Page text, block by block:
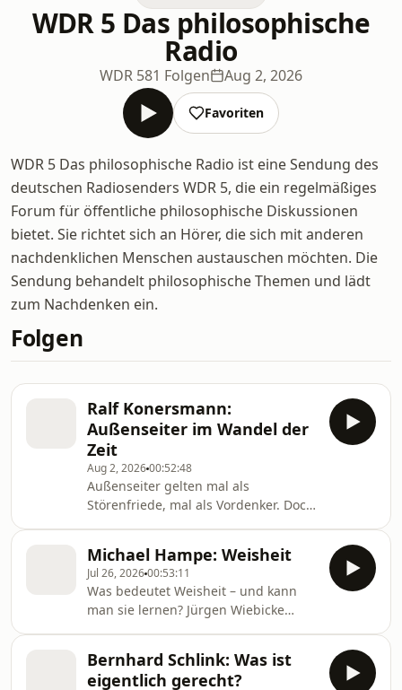
WDR 5 Das philosophische
Radio
WDR 581 Folgen Aug 2, 2026
Favoriten
WDR 5 Das philosophische Radio ist eine Sendung des
deutschen Radiosenders WDR 5, die ein regelmäßiges
Forum für öffentliche philosophische Diskussionen
bietet. Sie richtet sich an Hörer, die sich mit anderen
nachdenklichen Menschen austauschen möchten. Die
Sendung behandelt philosophische Themen und lädt
zum Nachdenken ein.
Folgen
Ralf Konersmann:
Außenseiter im Wandel der
Zeit
Aug 2, 202600:52:48
Außenseiter gelten mal als
Störenfriede, mal als Vordenker. Doch
jede Gesellschaft Menschen, die
gegen den Strom schwimmen?
Darüber spricht Jürgen Wiebicke mit
dem Philosophen Ralf Konersmann.
Von WDR 5.
Michael Hampe: Weisheit
Jul 26, 202600:53:11
Was bedeutet Weisheit – und kann
man sie lernen? Jürgen Wiebicke
Seelenruhe, problematische
Werturteile und die Frage, ob und wie
Bernhard Schlink: Was ist
eigentlich gerecht?